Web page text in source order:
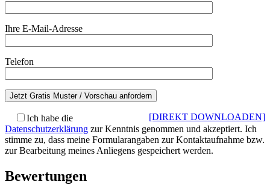
Ihre E-Mail-Adresse
Telefon
[DIREKT DOWNLOADEN]
Ich habe die
Datenschutzerklärung zur Kenntnis genommen und akzeptiert. Ich
stimme zu, dass meine Formularangaben zur Kontaktaufnahme bzw.
zur Bearbeitung meines Anliegens gespeichert werden.
Bewertungen